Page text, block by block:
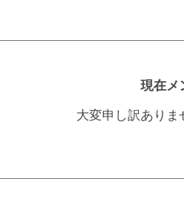
現在メ
大変申し訳あり